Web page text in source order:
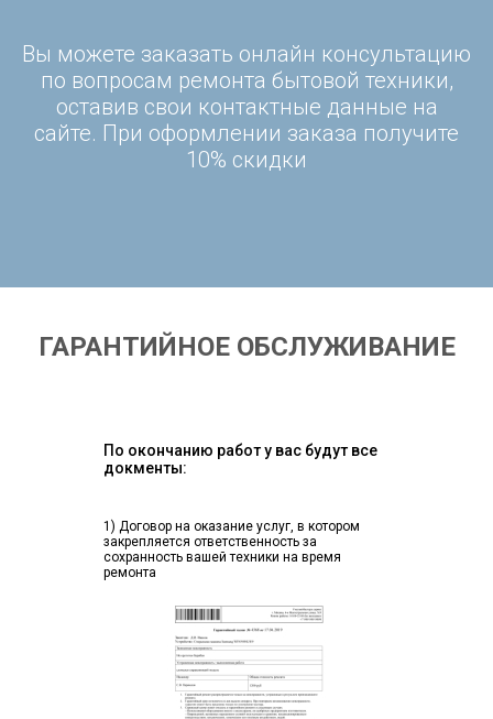
Вы можете заказать онлайн консультацию
по вопросам ремонта бытовой техники,
оставив свои контактные данные на
сайте. При оформлении заказа получите
10% скидки
ГАРАНТИЙНОЕ ОБСЛУЖИВАНИЕ
По окончанию работ у вас будут все
докменты:
1) Договор на оказание услуг, в котором
закрепляется ответственность за
сохранность вашей техники на время
ремонта